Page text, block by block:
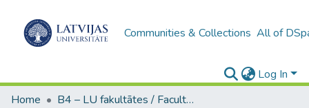
Communities & Collections All of
Log In
Home
B4 – LU fakultātes / Faculties of the UL